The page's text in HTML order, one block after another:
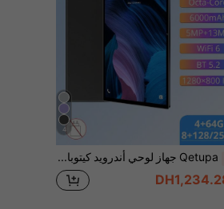
4
Qetupa جهاز لوحي أندرويد كيتوبا 15 بشاشة 10.1 بوصة، ذاكرة وصول عشوائي 4 جيجابايت + ذاكرة تخزين 64 جيجابايت / ذاكرة وصول عشوائي 8 جيجابايت + ذاكرة تخزين 128 جيجابايت / ذاكرة وصول عشوائي 8 جيجابايت + ذاكرة تخزين 256 جيجابايت (قابلة للتوسيع إلى 1 تيرابايت بطاقة SD)، معالج ثماني النواة MTK 8788 بسرعة 2.0 جيجاهرتز، شاشة لمس IPS عالية الدقة (1280x800)، كاميرا مزدوجة 5 ميجابكسل + 13 ميجابكسل، بطارية 6000 مللي أمبير، منفذ USB-C، واي فاي 802.11ax (واي فاي 6)، نظام تحديد المواقع العالمي (لا يدعم بطاقة SIM)